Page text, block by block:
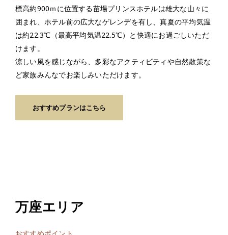
標高約900ｍに位置する苗場プリンスホテルは雄大な山々に
囲まれ、ホテル前の広大なゲレンデを有し、真夏の平均気温
は約22.3℃（最高平均気温22.5℃）と快適にお過ごしいただ
けます。
涼しい風を感じながら、多彩なアクティビティや自然散策な
ど家族みんなでお楽しみいただけます。
おすすめプランはこちら
万座エリア
おすすめポイント